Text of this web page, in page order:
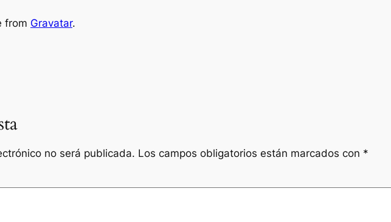
from Gravatar.
no será publicada. Los campos obligatorios están marcados con *